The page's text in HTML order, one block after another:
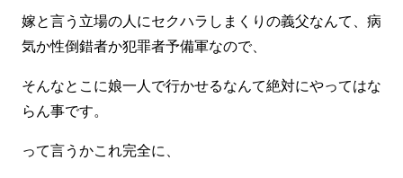
嫁と言う立場の人にセクハラしまくりの義父なんて、病
気か性倒錯者か犯罪者予備軍なので、
そんなとこに娘一人で行かせるなんて絶対にやってはな
らん事です。
って言うかこれ完全に、